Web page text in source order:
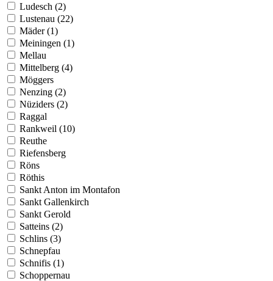
Ludesch (2)
Lustenau (22)
Mäder (1)
Meiningen (1)
Mellau
Mittelberg (4)
Möggers
Nenzing (2)
Nüziders (2)
Raggal
Rankweil (10)
Reuthe
Riefensberg
Röns
Röthis
Sankt Anton im Montafon
Sankt Gallenkirch
Sankt Gerold
Satteins (2)
Schlins (3)
Schnepfau
Schnifis (1)
Schoppernau